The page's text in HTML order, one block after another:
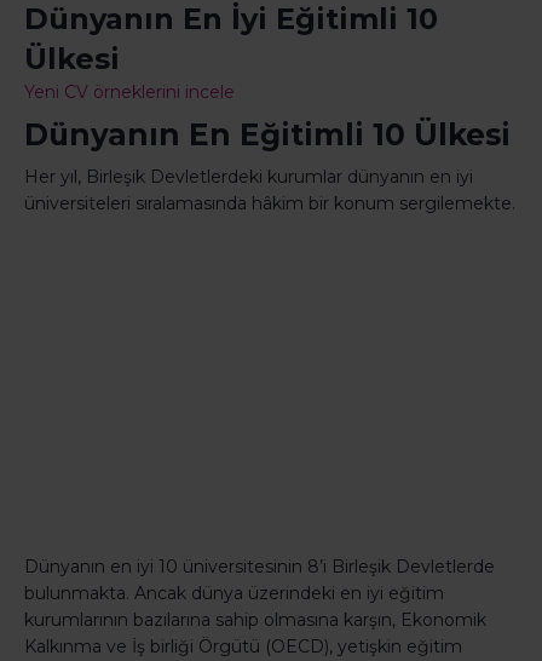
Dünyanın En İyi Eğitimli 10
Ülkesi
Yeni CV örneklerini incele
Dünyanın En Eğitimli 10 Ülkesi
Her yıl, Birleşik Devletlerdeki kurumlar dünyanın en iyi
üniversiteleri sıralamasında hâkim bir konum sergilemekte.
Dünyanın en iyi 10 üniversitesinin 8’i Birleşik Devletlerde
bulunmakta. Ancak dünya üzerindeki en iyi eğitim
kurumlarının bazılarına sahip olmasına karşın, Ekonomik
Kalkınma ve İş birliği Örgütü (OECD), yetişkin eğitim